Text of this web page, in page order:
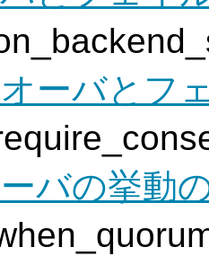
ーバとフ
バの挙動